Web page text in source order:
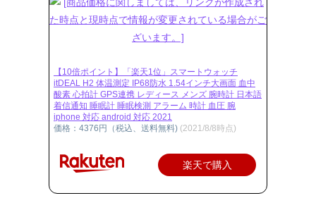
【10倍ポイント】「楽天1位」スマートウォッチ
itDEAL H2 体温測定 IP68防水 1.54インチ大画面 血中
酸素 心拍計 GPS連携 レディース メンズ 腕時計 日本語
着信通知 睡眠計 睡眠検測 アラーム 時計 血圧 腕
iphone 対応 android 対応 2021
価格：4376円（税込、送料無料) (2021/8/8時点)
楽天で購入